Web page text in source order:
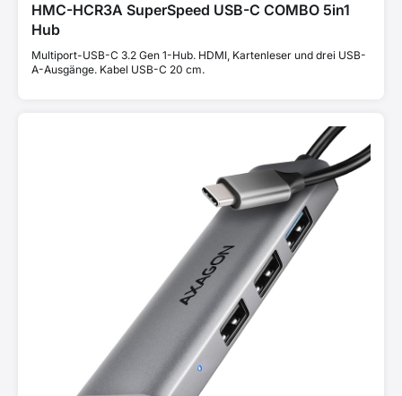
HMC-HCR3A SuperSpeed USB-C COMBO 5in1
Hub
Multiport-USB-C 3.2 Gen 1-Hub. HDMI, Kartenleser und drei USB-
A-Ausgänge. Kabel USB-C 20 cm.